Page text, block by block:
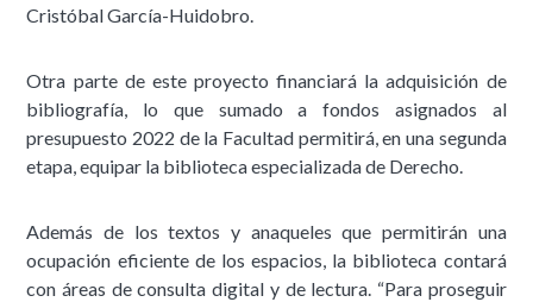
Cristóbal García-Huidobro.
Otra parte de este proyecto financiará la adquisición de
bibliografía, lo que sumado a fondos asignados al
presupuesto 2022 de la Facultad permitirá, en una segunda
etapa, equipar la biblioteca especializada de Derecho.
Además de los textos y anaqueles que permitirán una
ocupación eficiente de los espacios, la biblioteca contará
con áreas de consulta digital y de lectura. “Para proseguir